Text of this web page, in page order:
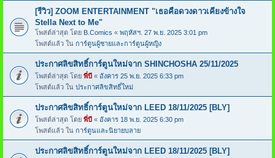
[รีวิว] ZOOM ENTERTAINMENT "เธอคือดวงดาวเคียงข้างใจ
Stella Next to Me"
โพสต์ล่าสุด โดย B.Comics « พฤหัสฯ. 27 พ.ย. 2025 3:01 pm
โพสต์แล้ว ใน การ์ตูนผู้ชายและการ์ตูนผู้หญิง
ประกาศลิขสิทธิ์การ์ตูนใหม่จาก SHINCHOSHA 25/11/2025
โพสต์ล่าสุด โดย พี่บี « อังคาร 25 พ.ย. 2025 6:33 pm
โพสต์แล้ว ใน ประกาศลิขสิทธิ์ใหม่
ประกาศลิขสิทธิ์การ์ตูนใหม่จาก LEED 18/11/2025 [BLY]
โพสต์ล่าสุด โดย พี่บี « อังคาร 18 พ.ย. 2025 6:30 pm
โพสต์แล้ว ใน การ์ตูนและนิยายบลาย
ประกาศลิขสิทธิ์การ์ตูนใหม่จาก LEED 18/11/2025 [BLY]